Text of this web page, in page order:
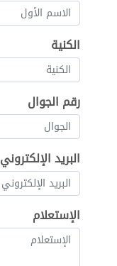
الكنية
رقم الجوال
البريد الإلكتروني
الإستعلام